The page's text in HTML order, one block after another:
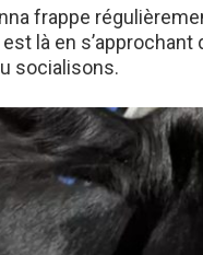
frappe
est là en
socialisons.